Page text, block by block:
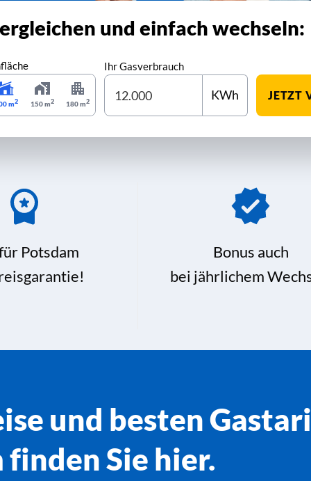
und einfach wechseln:
m2 150 m2 180 m2
Ihr Gasverbrauch
KWh JETZT
Potsdam
Bonus auch
bei jährlichem
und besten
Sie hier.